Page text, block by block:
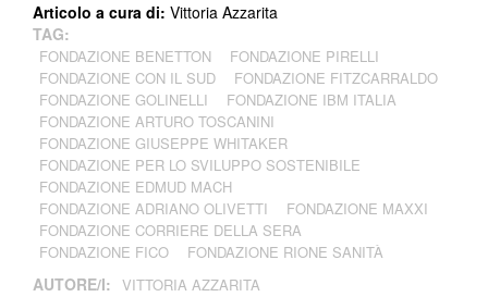
Articolo a cura di: Vittoria Azzarita
TAG:
FONDAZIONE BENETTON
FONDAZIONE PIRELLI
FONDAZIONE CON IL SUD
FONDAZIONE FITZCARRALDO
FONDAZIONE GOLINELLI
FONDAZIONE IBM ITALIA
FONDAZIONE ARTURO TOSCANINI
FONDAZIONE GIUSEPPE WHITAKER
FONDAZIONE PER LO SVILUPPO SOSTENIBILE
FONDAZIONE EDMUD MACH
FONDAZIONE ADRIANO OLIVETTI
FONDAZIONE MAXXI
FONDAZIONE CORRIERE DELLA SERA
FONDAZIONE FICO
FONDAZIONE RIONE SANITÀ
AUTORE/I: VITTORIA AZZARITA